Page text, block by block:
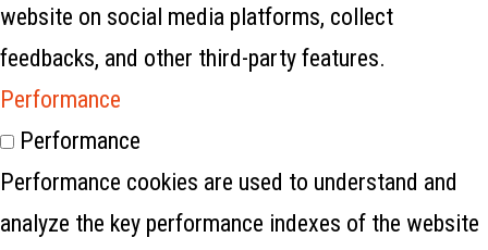
website on social media platforms, collect
feedbacks, and other third-party features.
Performance
Performance
Performance cookies are used to understand and
analyze the key performance indexes of the website